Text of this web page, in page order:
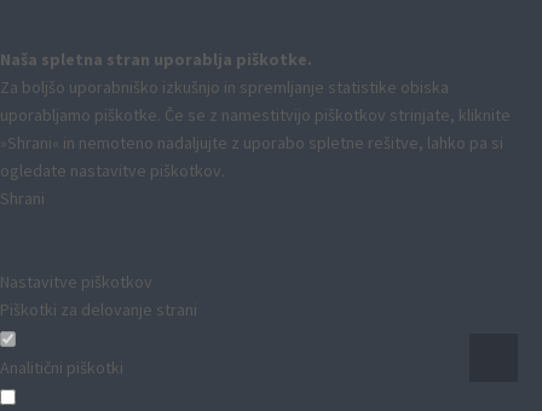
Naša spletna stran uporablja piškotke.
Za boljšo uporabniško izkušnjo in spremljanje statistike obiska
uporabljamo piškotke. Če se z namestitvijo piškotkov strinjate, kliknite
»Shrani« in nemoteno nadaljujte z uporabo spletne rešitve, lahko pa si
ogledate nastavitve piškotkov.
Shrani
Nastavitve piškotkov
Piškotki za delovanje strani
Analitični piškotki